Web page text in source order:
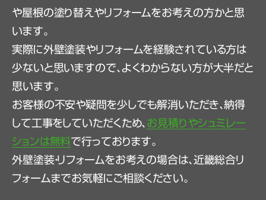
や屋根の塗り替えやリフォームをお考えの方かと思
います。
実際に外壁塗装やリフォームを経験されている方は
少ないと思いますので、よくわからない方が大半だと
思います。
お客様の不安や疑問を少しでも解消いただき、納得
して工事をしていただくため、 お見積りやシュミレー
ションは無料で行っております。
外壁塗装・リフォームをお考えの場合は、近畿総合リ
フォームまでお気軽にご相談ください。